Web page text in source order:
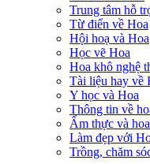
Trung tâm hỗ
Từ điển về Hoa
Hội hoạ và Hoa
Học vẽ Hoa
Hoa khô nghệ
Tài liệu hay về
Y học và Hoa
Thông tin về
Ẩm thực và hoa
Làm đẹp với
Trồng, chăm